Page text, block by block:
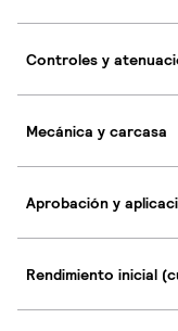
Controles y
Mecánica y carcasa
Aprobación y
Rendimiento inicial